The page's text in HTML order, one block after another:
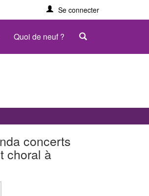
Se connecter
Quoi de neuf ?
concerts
choral à